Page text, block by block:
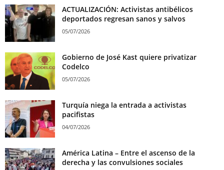
ACTUALIZACIÓN: Activistas antibélicos
deportados regresan sanos y salvos
05/07/2026
Gobierno de José Kast quiere privatizar
Codelco
05/07/2026
Turquía niega la entrada a activistas
pacifistas
04/07/2026
América Latina – Entre el ascenso de la
derecha y las convulsiones sociales